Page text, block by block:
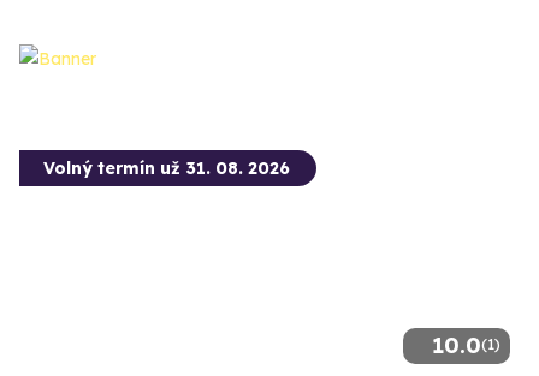
10.0(1)
Volný termín už 31. 08. 2026